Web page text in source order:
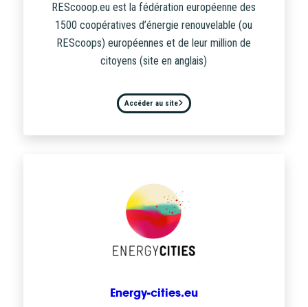
REScooop.eu est la fédération européenne des
1500 coopératives d’énergie renouvelable (ou
REScoops) européennes et de leur million de
citoyens (site en anglais)
Accéder au site
Energy-cities.eu